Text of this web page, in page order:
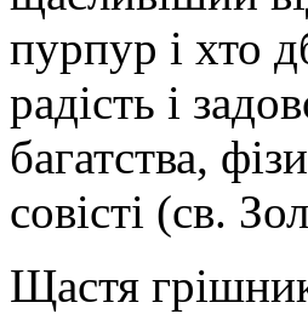
пурпур і хто
радість і
багатства,
совісті (св.
Щастя